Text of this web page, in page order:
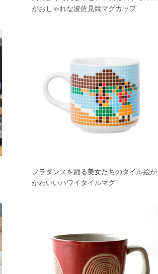
がおしゃれな波佐見焼マグカップ
フラダンスを踊る美女たちのタイル絵が
かわいいハワイタイルマグ